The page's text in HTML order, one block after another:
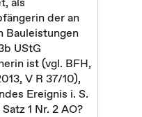
der an
Bauleistungen
UStG
ist (vgl. BFH,
V R 37/10),
Ereignis i. S.
1 Nr. 2 AO?